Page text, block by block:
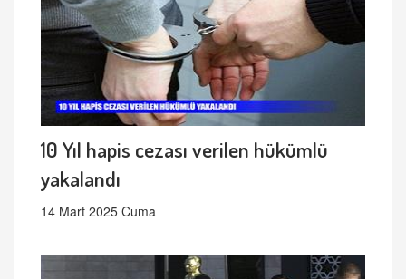
10 Yıl hapis cezası verilen hükümlü
yakalandı
14 Mart 2025 Cuma